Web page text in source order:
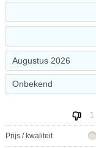
Augustus 2026
Onbekend
1
Prijs / kwaliteit